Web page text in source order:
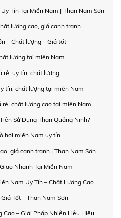
Tín Tại Miền Nam | Than Nam Sơn
lượng cao, giá cạnh tranh
– Chất lượng – Giá tốt
lượng tại miền Nam
rẻ, uy tín, chất lượng
tín, chất lượng tại miền Nam
chất lượng cao tại miền Nam
Sử Dụng Than Quảng Ninh?
hơi miền Nam uy tín
giá cạnh tranh | Than Nam Sơn
Nhanh Tại Miền Nam
Nam Uy Tín – Chất Lượng Cao
Tốt – Than Nam Sơn
– Giải Pháp Nhiên Liệu Hiệu